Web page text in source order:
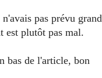
pas prévu grand
est plutôt pas mal.
bas de l'article, bon